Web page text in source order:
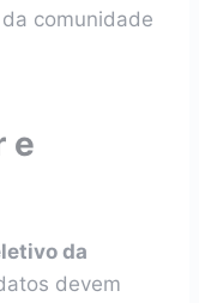
comunidade
e
da
devem